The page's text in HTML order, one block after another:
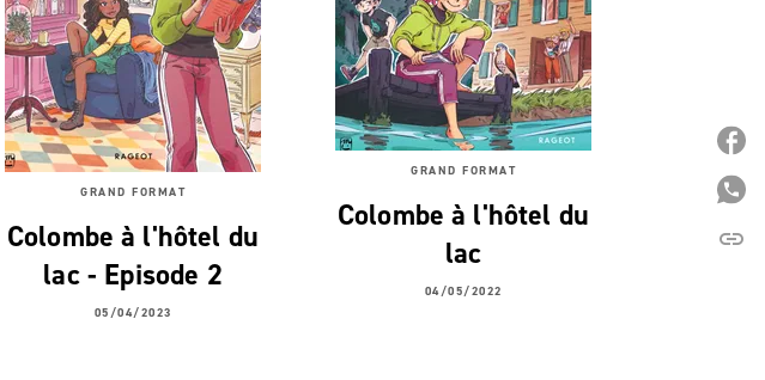
GRAND FORMAT
Colombe à l'hôtel du
lac - Episode 2
05/04/2023
GRAND FORMAT
Colombe à l'hôtel du
lac
04/05/2022
link